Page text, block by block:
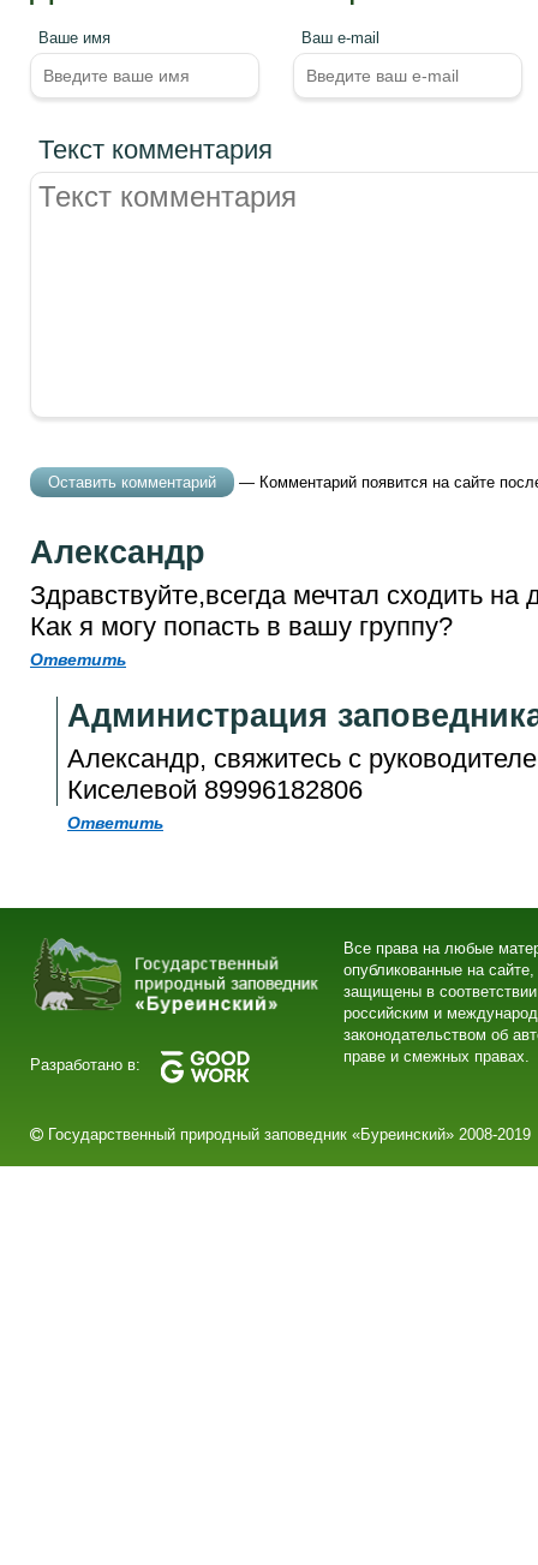
Ваше имя Ваш e-mail
Текст комментария
— Комментарий появится на сайте
Александр
Здравствуйте,всегда мечтал сходить на
Как я могу попасть в вашу группу?
Ответить
Администрация
Александр, свяжитесь с
Киселевой 89996182806
Ответить
Разработано в:
Все права на любые
опубликованные на сайте,
защищены в
российским и
законодательством об
праве и смежных правах.
Государственный природный заповедник «Буреинский» 2008-2019